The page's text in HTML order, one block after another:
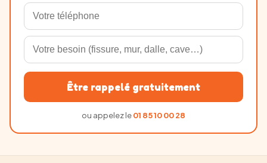
Être rappelé gratuitement
ou appelez le01 85 10 00 28